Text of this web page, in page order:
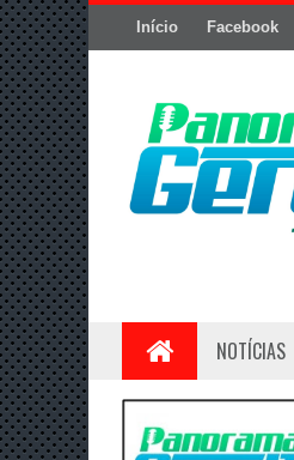
Início Facebook
NOTÍCIAS